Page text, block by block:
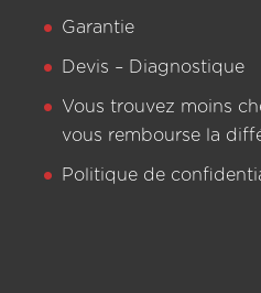
Garantie
Devis – Diagnostique
Vous trouvez moins
vous rembourse la
Politique de